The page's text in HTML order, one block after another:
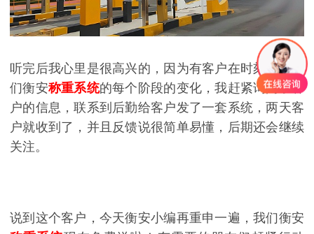
听完后我心里是很高兴的，因为有客户在时刻关注我
们衡安称重系统的每个阶段的变化，我赶紧询问了客
户的信息，联系到后勤给客户发了一套系统，两天客
户就收到了，并且反馈说很简单易懂，后期还会继续
关注。
说到这个客户，今天衡安小编再重申一遍，我们衡安